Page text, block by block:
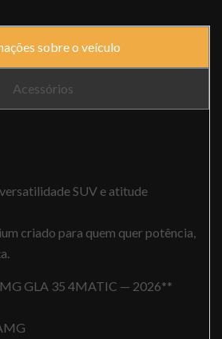
sobre o veículo
Acessórios
SUV e atitude
criado para quem quer potência,
GLA 35 4MATIC — 2026**